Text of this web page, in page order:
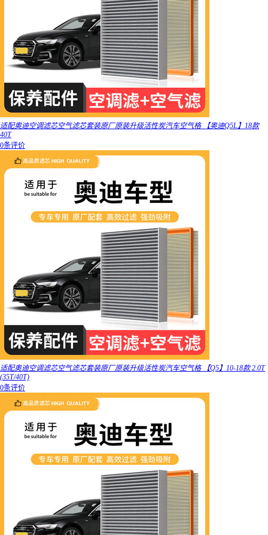
适配奥迪空调滤芯空气滤芯套装原厂原装升级活性炭汽车空气格 【奥迪Q5L】18款
40T
0条评价
适配奥迪空调滤芯空气滤芯套装原厂原装升级活性炭汽车空气格 【Q5】10-18款 2.0T
(35T/40T)
0条评价